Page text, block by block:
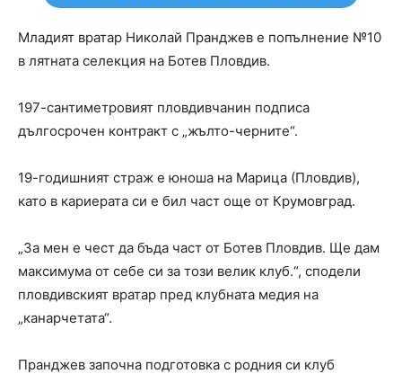
Младият вратар Николай Пранджев е попълнение №10
в лятната селекция на Ботев Пловдив.
197-сантиметровият пловдивчанин подписа
дългосрочен контракт с „жълто-черните“.
19-годишният страж е юноша на Марица (Пловдив),
като в кариерата си е бил част още от Крумовград.
„За мен е чест да бъда част от Ботев Пловдив. Ще дам
максимума от себе си за този велик клуб.“, сподели
пловдивският вратар пред клубната медия на
„канарчетата“.
Пранджев започна подготовка с родния си клуб